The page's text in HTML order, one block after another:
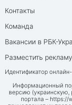
Контакты
Команда
Вакансии в РБК-
Разместить рекламу
Идентификатор
Информационный
версию (украинскую,
портала – https://